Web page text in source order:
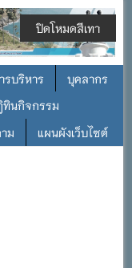
รบริหาร
บุคลากร
ทินกิจกรรม
ม แผนผังเว็บไซต์
ปิดโหมดสีเทา